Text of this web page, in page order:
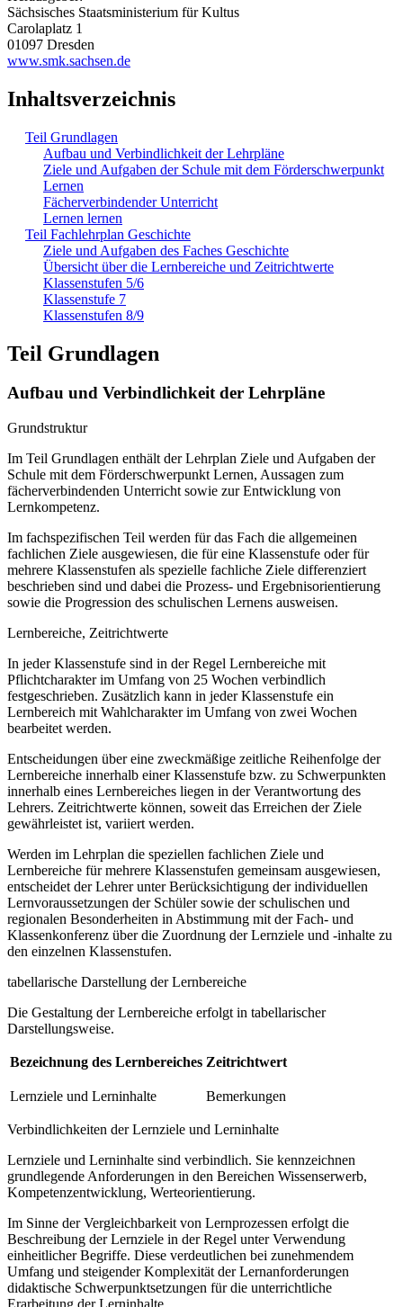
Sächsisches Staatsministerium für Kultus
Carolaplatz 1
01097 Dresden
www.smk.sachsen.de
Inhaltsverzeichnis
Teil Grundlagen
Aufbau und Verbindlichkeit der Lehrpläne
Ziele und Aufgaben der Schule mit dem Förderschwerpunkt
Lernen
Fächerverbindender Unterricht
Lernen lernen
Teil Fachlehrplan Geschichte
Ziele und Aufgaben des Faches Geschichte
Übersicht über die Lernbereiche und Zeitrichtwerte
Klassenstufen 5/6
Klassenstufe 7
Klassenstufen 8/9
Teil Grundlagen
Aufbau und Verbindlichkeit der Lehrpläne
Grundstruktur
Im Teil Grundlagen enthält der Lehrplan Ziele und Aufgaben der
Schule mit dem Förderschwerpunkt Lernen, Aussagen zum
fächerverbindenden Unterricht sowie zur Entwicklung von
Lernkompetenz.
Im fachspezifischen Teil werden für das Fach die allgemeinen
fachlichen Ziele ausgewiesen, die für eine Klassenstufe oder für
mehrere Klassenstufen als spezielle fachliche Ziele differenziert
beschrieben sind und dabei die Prozess- und Ergebnisorientierung
sowie die Progression des schulischen Lernens ausweisen.
Lernbereiche, Zeitrichtwerte
In jeder Klassenstufe sind in der Regel Lernbereiche mit
Pflichtcharakter im Umfang von 25 Wochen verbindlich
festgeschrieben. Zusätzlich kann in jeder Klassenstufe ein
Lernbereich mit Wahlcharakter im Umfang von zwei Wochen
bearbeitet werden.
Entscheidungen über eine zweckmäßige zeitliche Reihenfolge der
Lernbereiche innerhalb einer Klassenstufe bzw. zu Schwerpunkten
innerhalb eines Lernbereiches liegen in der Verantwortung des
Lehrers. Zeitrichtwerte können, soweit das Erreichen der Ziele
gewährleistet ist, variiert werden.
Werden im Lehrplan die speziellen fachlichen Ziele und
Lernbereiche für mehrere Klassenstufen gemeinsam ausgewiesen,
entscheidet der Lehrer unter Berücksichtigung der individuellen
Lernvoraussetzungen der Schüler sowie der schulischen und
regionalen Besonderheiten in Abstimmung mit der Fach- und
Klassenkonferenz über die Zuordnung der Lernziele und -inhalte zu
den einzelnen Klassenstufen.
tabellarische Darstellung der Lernbereiche
Die Gestaltung der Lernbereiche erfolgt in tabellarischer
Darstellungsweise.
Bezeichnung des Lernbereiches Zeitrichtwert
Lernziele und Lerninhalte Bemerkungen
Verbindlichkeiten der Lernziele und Lerninhalte
Lernziele und Lerninhalte sind verbindlich. Sie kennzeichnen
grundlegende Anforderungen in den Bereichen Wissenserwerb,
Kompetenzentwicklung, Werteorientierung.
Im Sinne der Vergleichbarkeit von Lernprozessen erfolgt die
Beschreibung der Lernziele in der Regel unter Verwendung
einheitlicher Begriffe. Diese verdeutlichen bei zunehmendem
Umfang und steigender Komplexität der Lernanforderungen
didaktische Schwerpunktsetzungen für die unterrichtliche